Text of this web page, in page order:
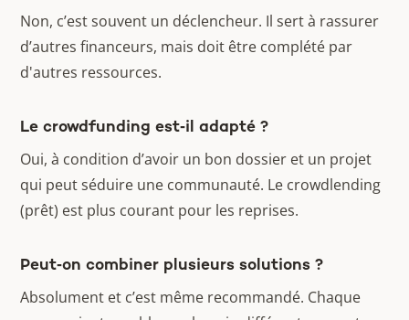
Non, c’est souvent un déclencheur. Il sert à rassurer
d’autres financeurs, mais doit être complété par
d'autres ressources.
Le crowdfunding est‑il adapté ?
Oui, à condition d’avoir un bon dossier et un projet
qui peut séduire une communauté. Le crowdlending
(prêt) est plus courant pour les reprises.
Peut‑on combiner plusieurs solutions ?
Absolument et c’est même recommandé. Chaque